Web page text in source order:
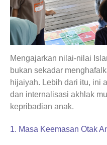
Mengajarkan nilai-nilai
bukan sekadar
hijaiyah. Lebih dari itu, ini
dan internalisasi akhlak
kepribadian anak.
1. Masa Keemasan Otak